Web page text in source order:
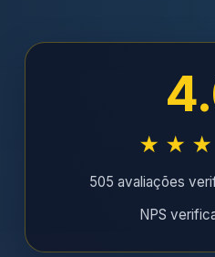
505 avaliações
NPS